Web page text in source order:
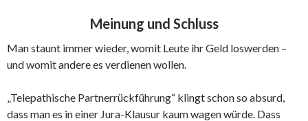
Meinung und Schluss
Man staunt immer wieder, womit Leute ihr Geld loswerden –
und womit andere es verdienen wollen.
„Telepathische Partnerrückführung“ klingt schon so absurd,
dass man es in einer Jura-Klausur kaum wagen würde. Dass